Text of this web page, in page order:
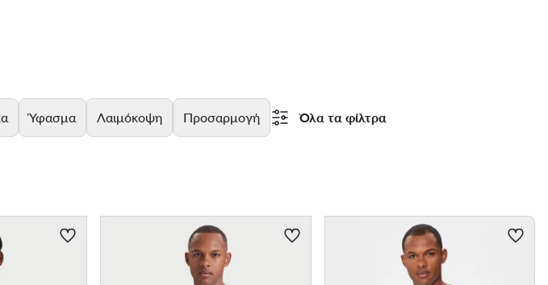
Ύφασμα Λαιμόκοψη Προσαρμογή Όλα τα φίλτρα